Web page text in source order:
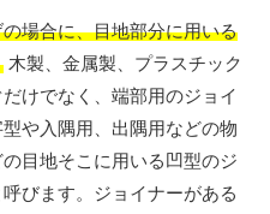
場合に、目地部分に用いる
木製、金属製、プラスチック
けでなく、端部用のジョイ
や入隅用、出隅用などの物
目地そこに用いる凹型のジ
びます。ジョイナーがある